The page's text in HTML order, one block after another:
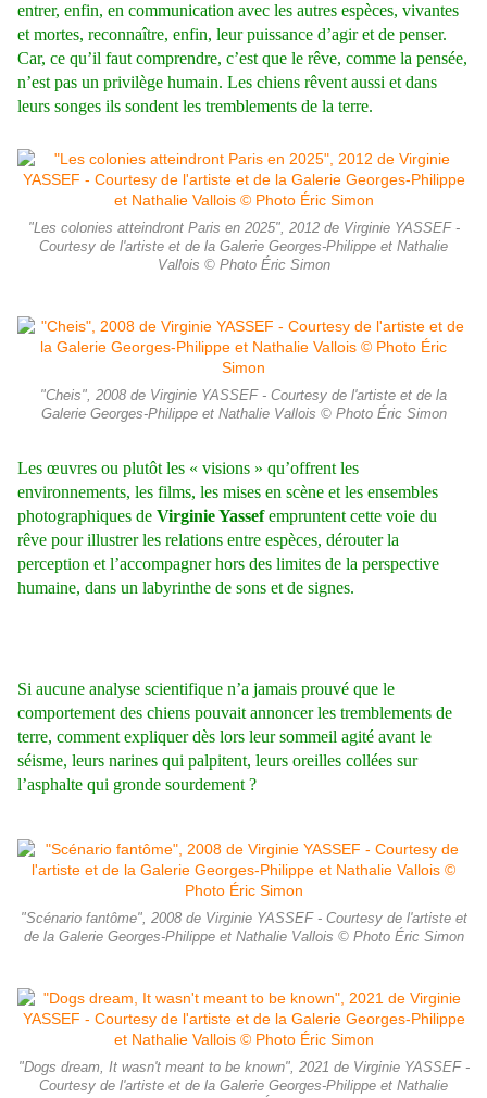
entrer, enfin, en communication avec les autres espèces, vivantes
et mortes, reconnaître, enfin, leur puissance d’agir et de penser.
Car, ce qu’il faut comprendre, c’est que le rêve, comme la pensée,
n’est pas un privilège humain. Les chiens rêvent aussi et dans
leurs songes ils sondent les tremblements de la terre.
"Les colonies atteindront Paris en 2025", 2012 de Virginie YASSEF -
Courtesy de l'artiste et de la Galerie Georges-Philippe et Nathalie
Vallois © Photo Éric Simon
"Cheis", 2008 de Virginie YASSEF - Courtesy de l'artiste et de la
Galerie Georges-Philippe et Nathalie Vallois © Photo Éric Simon
Les œuvres ou plutôt les « visions » qu’offrent les
environnements, les films, les mises en scène et les ensembles
photographiques de Virginie Yassefempruntent cette voie du
rêve pour illustrer les relations entre espèces, dérouter la
perception et l’accompagner hors des limites de la perspective
humaine, dans un labyrinthe de sons et de signes.
Si aucune analyse scientifique n’a jamais prouvé que le
comportement des chiens pouvait annoncer les tremblements de
terre, comment expliquer dès lors leur sommeil agité avant le
séisme, leurs narines qui palpitent, leurs oreilles collées sur
l’asphalte qui gronde sourdement ?
"Scénario fantôme", 2008 de Virginie YASSEF - Courtesy de l'artiste et
de la Galerie Georges-Philippe et Nathalie Vallois © Photo Éric Simon
"Dogs dream, It wasn't meant to be known", 2021 de Virginie YASSEF -
Courtesy de l'artiste et de la Galerie Georges-Philippe et Nathalie